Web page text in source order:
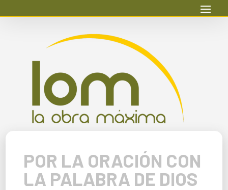
POR LA ORACIÓN CON
LA PALABRA DE DIOS